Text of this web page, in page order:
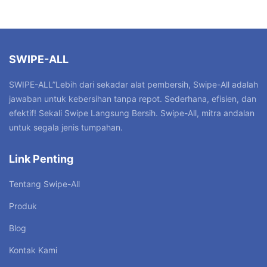
SWIPE-ALL
SWIPE-ALL”Lebih dari sekadar alat pembersih, Swipe-All adalah
jawaban untuk kebersihan tanpa repot. Sederhana, efisien, dan
efektif! Sekali Swipe Langsung Bersih. Swipe-All, mitra andalan
untuk segala jenis tumpahan.
Link Penting
Tentang Swipe-All
Produk
Blog
Kontak Kami